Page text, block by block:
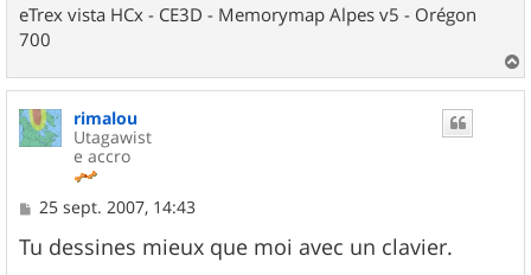
eTrex vista HCx - CE3D - Memorymap Alpes v5 - Orégon
700
a
rimalou
Utagawist
e accro
M
s
s
25 sept. 2007, 14:43
Tu dessines mieux que moi avec un clavier.